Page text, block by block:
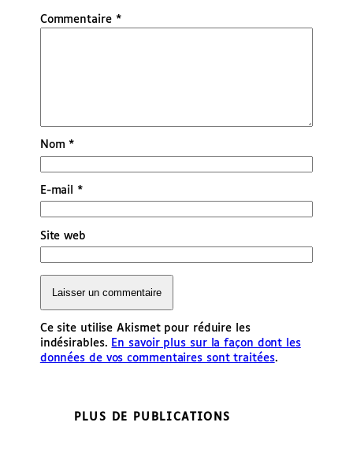
Commentaire *
Nom*
E-mail*
Site web
Ce site utilise Akismet pour réduire les
indésirables. En savoir plus sur la façon dont les
données de vos commentaires sont traitées.
PLUS DE PUBLICATIONS